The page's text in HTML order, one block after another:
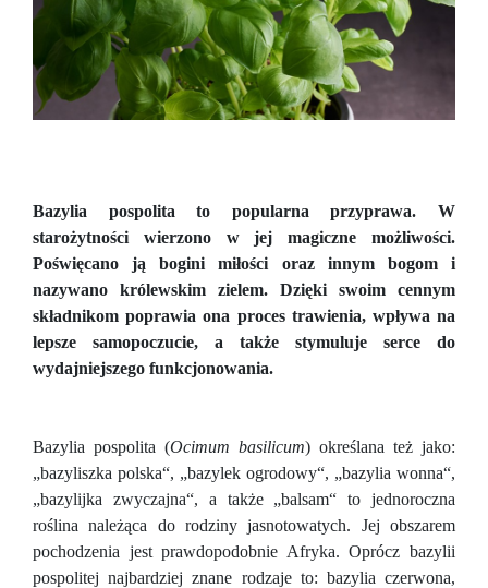
Bazylia pospolita to popularna przyprawa. W
starożytności wierzono w jej magiczne możliwości.
Poświęcano ją bogini miłości oraz innym bogom i
nazywano królewskim zielem. Dzięki swoim cennym
składnikom poprawia ona proces trawienia, wpływa na
lepsze samopoczucie, a także stymuluje serce do
wydajniejszego funkcjonowania.
Bazylia pospolita (Ocimum basilicum) określana też jako:
„bazyliszka polska“, „bazylek ogrodowy“, „bazylia wonna“,
„bazylijka zwyczajna“, a także „balsam“ to jednoroczna
roślina należąca do rodziny jasnotowatych. Jej obszarem
pochodzenia jest prawdopodobnie Afryka. Oprócz bazylii
pospolitej najbardziej znane rodzaje to: bazylia czerwona,